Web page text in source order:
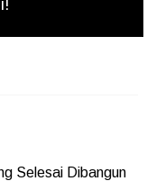
Selesai Dibangun